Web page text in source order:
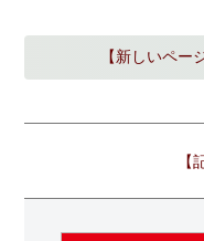
【新しいペー
【